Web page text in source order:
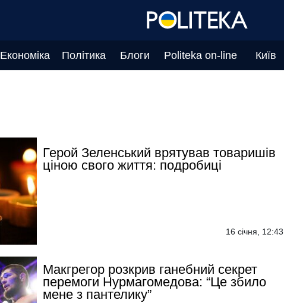
Економіка Політика Блоги Politeka on-line Київ
Герой Зеленський врятував товаришів
ціною свого життя: подробиці
16 січня, 12:43
Макгрегор розкрив ганебний секрет
перемоги Нурмагомедова: “Це збило
мене з пантелику”